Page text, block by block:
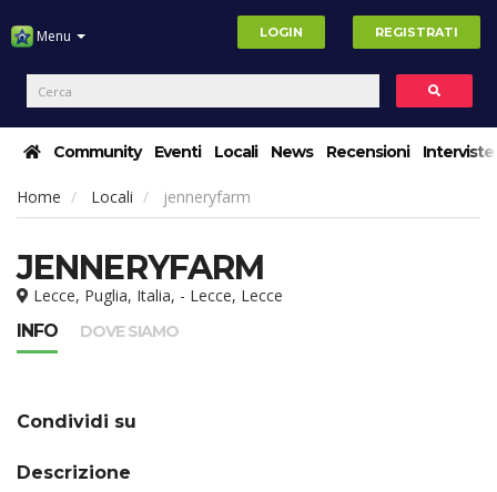
Menu LOGIN REGISTRATI
Community Eventi Locali News Recensioni Interviste
Home Locali jenneryfarm
JENNERYFARM
Lecce, Puglia, Italia, - Lecce, Lecce
INFO
DOVE SIAMO
Condividi su
Descrizione